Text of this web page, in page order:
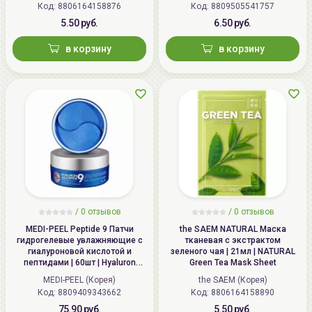
Код: 8806164158876
5.50 руб.
в корзину
Mask
Код: 8809505541757
6.50 руб.
в корзину
/ 0 отзывов
MEDI-PEEL Peptide 9 Патчи
гидрогелевые увлажняющие с
гиалуроновой кислотой и
пептидами | 60шт | Hyaluron
Aqua Peptide 9 Ampoule Eye
Patch
MEDI-PEEL (Корея)
Код: 8809409343662
75.90 руб.
/ 0 отзывов
the SAEM NATURAL Маска
тканевая с экстрактом
зеленого чая | 21мл | NATURAL
Green Tea Mask Sheet
the SAEM (Корея)
Код: 8806164158890
5.50 руб.